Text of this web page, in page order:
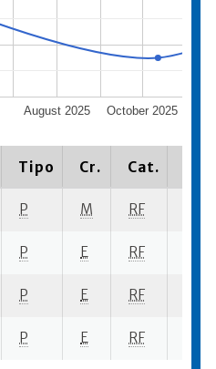
August 2025 October 2025
Tipo Cr. Cat.
P M RF
P E RF
P E RF
P E RF